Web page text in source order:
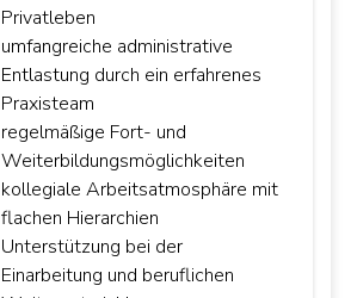
Privatleben
umfangreiche administrative
Entlastung durch ein erfahrenes
Praxisteam
regelmäßige Fort- und
Weiterbildungsmöglichkeiten
kollegiale Arbeitsatmosphäre mit
flachen Hierarchien
Unterstützung bei der
Einarbeitung und beruflichen